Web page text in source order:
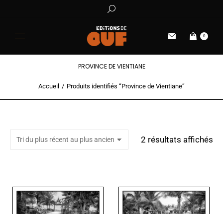
0
PROVINCE DE VIENTIANE
Vous êtes ici :
Accueil Produits identifiés “Province de Vientiane”
2 résultats affichés